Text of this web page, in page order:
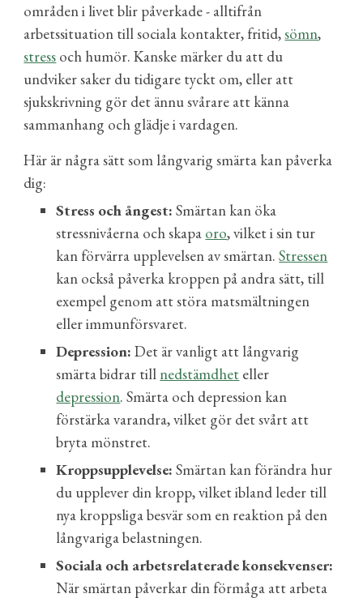
områden i livet blir påverkade - alltifrån
arbetssituation till sociala kontakter, fritid,sömn,
stress och humör.Kanske märker du att du
undviker saker du tidigare tyckt om, eller att
sjukskrivning gör det ännu svårare att känna
sammanhang och glädje i vardagen.
Här är några sätt som långvarig smärta kan påverka
dig:
Stress och ångest: Smärtan kan öka
stressnivåerna och skapa oro, vilket i sin tur
kan förvärra upplevelsen av smärtan.Stressen
kan också påverka kroppen på andra sätt, till
exempel genom att störa matsmältningen
eller immunförsvaret.
Depression: Det är vanligt att långvarig
smärta bidrar till nedstämdhet eller
depression. Smärta och depression kan
förstärka varandra, vilket gör det svårt att
bryta mönstret.
Kroppsupplevelse: Smärtan kan förändra hur
du upplever din kropp, vilket ibland leder till
nya kroppsliga besvär som en reaktion på den
långvariga belastningen.
Sociala och arbetsrelaterade konsekvenser:
När smärtan påverkar din förmåga att arbeta